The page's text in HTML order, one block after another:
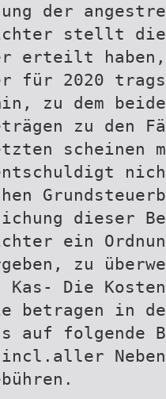
der
stellt die
erteilt
für 2020
zu dem
zu den
scheinen
dieser
ein
zu
Kas- Die
betragen in
auf folgende
incl.aller